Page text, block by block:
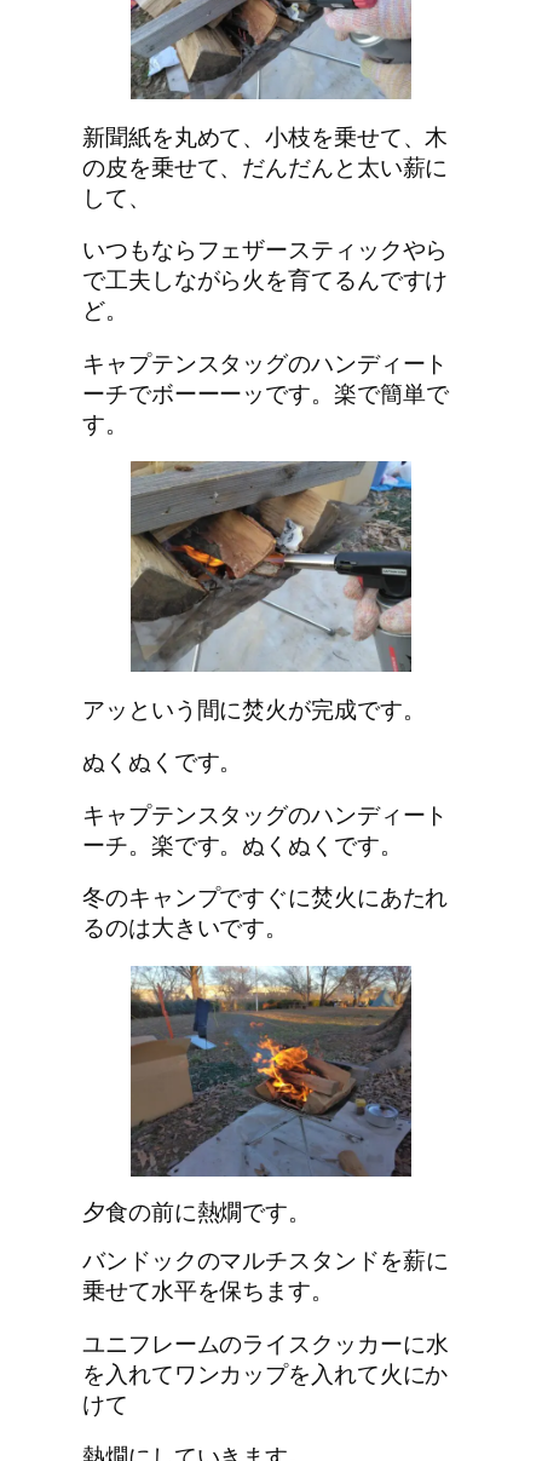
新聞紙を丸めて、小枝を乗せて、木
の皮を乗せて、だんだんと太い薪に
して、
いつもならフェザースティックやら
で工夫しながら火を育てるんですけ
ど。
キャプテンスタッグのハンディート
ーチでボーーーッです。楽で簡単で
す。
アッという間に焚火が完成です。
ぬくぬくです。
キャプテンスタッグのハンディート
ーチ。楽です。ぬくぬくです。
冬のキャンプですぐに焚火にあたれ
るのは大きいです。
夕食の前に熱燗です。
バンドックのマルチスタンドを薪に
乗せて水平を保ちます。
ユニフレームのライスクッカーに水
を入れてワンカップを入れて火にか
けて